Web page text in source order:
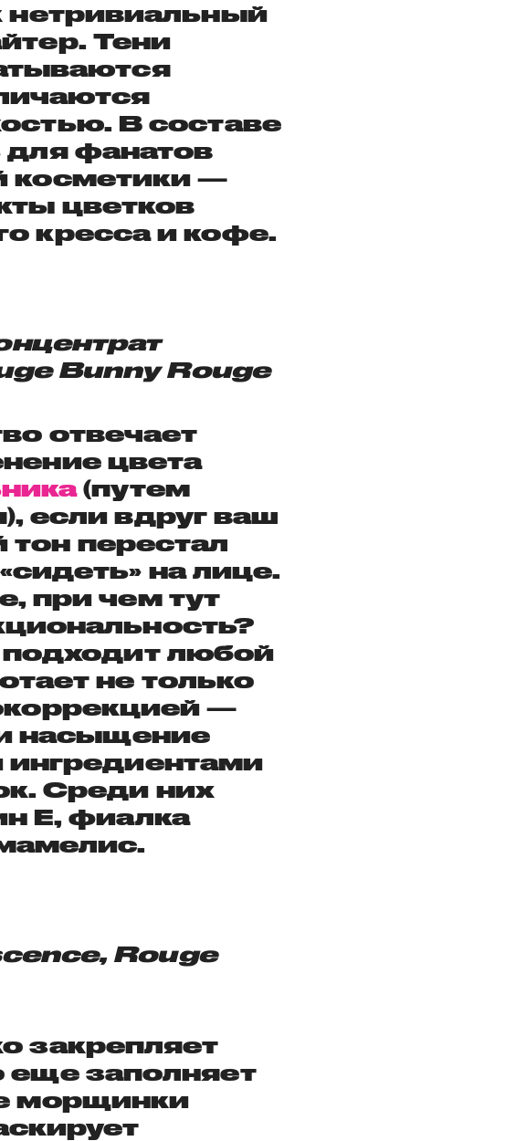
нетривиальный
Тени
В составе
для фанатов
косметики —
цветков
кресса и кофе.
Bunny Rouge
отвечает
цвета
(путем
если вдруг ваш
перестал
на лице.
при чем тут
подходит любой
не только
—
насыщение
Среди них
E, фиалка
Rouge
закрепляет
еще заполняет
морщинки